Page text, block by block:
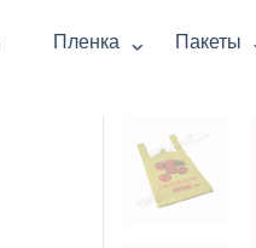
Пленка Пакеты